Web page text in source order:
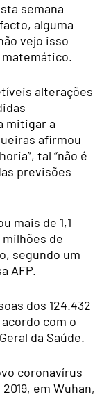
semana
alguma
vejo isso
alterações
mitigar a
afirmou
tal “não é
previsões
mais de 1,1
de
segundo um
AFP.
dos 124.432
com o
da Saúde.
coronavírus
em Wuhan,